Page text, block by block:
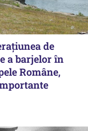
de
a barjelor în
Române,